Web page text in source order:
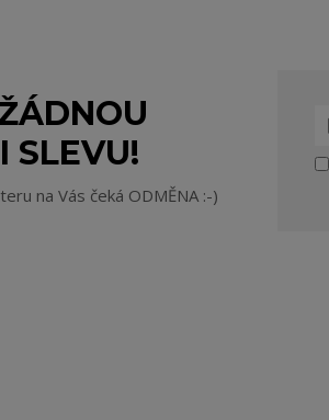
SLEVU!
na Vás čeká ODMĚNA :-)